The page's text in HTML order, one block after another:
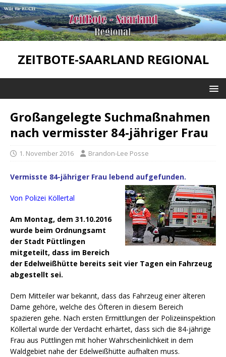
ZEITBOTE-SAARLAND REGIONAL
Großangelegte Suchmaßnahmen
nach vermisster 84-jähriger Frau
1. November 2016 Brandon-Lee Posse
Vermisste 84-jähriger Frau lebend aufgefunden.
Von Polizei Köllertal
Am Montag, dem 31.10.2016
wurde beim Ordnungsamt
der Stadt Püttlingen
mitgeteilt, dass im Bereich
der Edelweißhütte bereits seit vier Tagen ein Fahrzeug
abgestellt sei.
Dem Mitteiler war bekannt, dass das Fahrzeug einer älteren
Dame gehöre, welche des Öfteren in diesem Bereich
spazieren gehe. Nach ersten Ermittlungen der Polizeiinspektion
Köllertal wurde der Verdacht erhärtet, dass sich die 84-jährige
Frau aus Püttlingen mit hoher Wahrscheinlichkeit in dem
Waldgebiet nahe der Edelweißhütte aufhalten muss.